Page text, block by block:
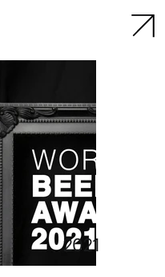
2021